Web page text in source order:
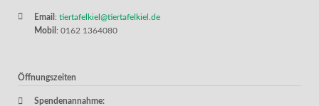
Email : tiertafelkiel@tiertafelkiel.de
Mobil : 0162 1364080
Öffnungszeiten
Spendenannahme: